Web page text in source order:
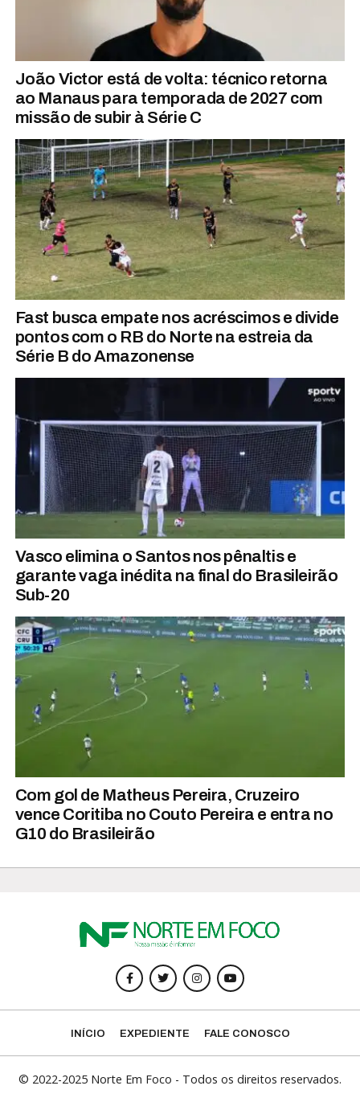
João Victor está de volta: técnico retorna
ao Manaus para temporada de 2027 com
missão de subir à Série C
Fast busca empate nos acréscimos e divide
pontos com o RB do Norte na estreia da
Série B do Amazonense
Vasco elimina o Santos nos pênaltis e
garante vaga inédita na final do Brasileirão
Sub-20
Com gol de Matheus Pereira, Cruzeiro
vence Coritiba no Couto Pereira e entra no
G10 do Brasileirão
INÍCIO EXPEDIENTE FALE CONOSCO
© 2022-2025 Norte Em Foco - Todos os direitos reservados.